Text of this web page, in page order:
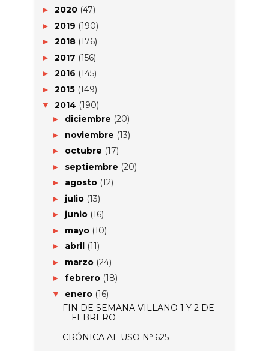
► 2020 (47)
► 2019 (190)
► 2018 (176)
► 2017 (156)
► 2016 (145)
► 2015 (149)
▼ 2014 (190)
► diciembre (20)
► noviembre (13)
► octubre (17)
► septiembre (20)
► agosto (12)
► julio (13)
► junio (16)
► mayo (10)
► abril (11)
► marzo (24)
► febrero (18)
▼ enero (16)
FIN DE SEMANA VILLANO 1 Y 2 DE
FEBRERO
CRÓNICA AL USO Nº 625